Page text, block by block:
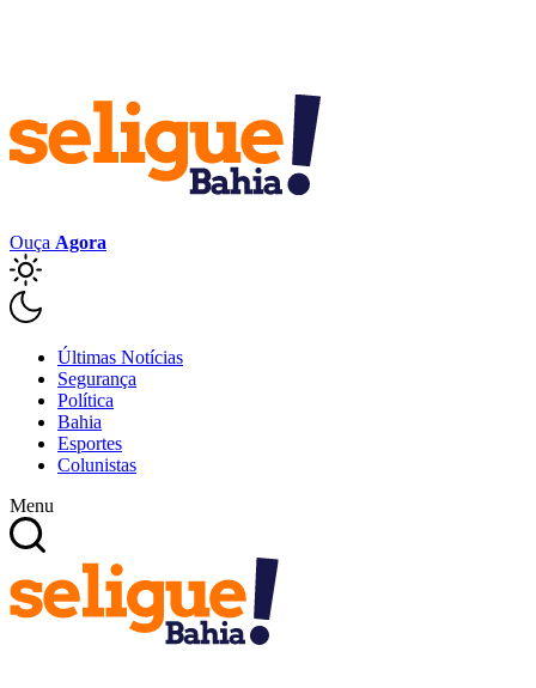
Ouça Agora
Últimas Notícias
Segurança
Política
Bahia
Esportes
Colunistas
Menu